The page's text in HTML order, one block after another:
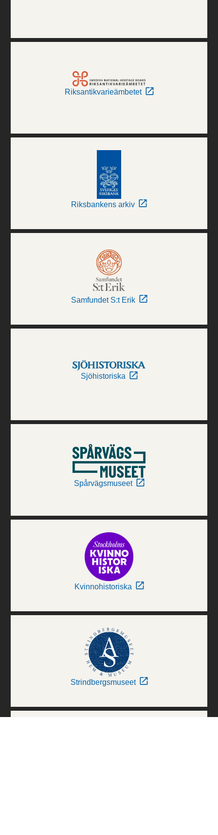
Riksantikvarieämbetet
Riksbankens arkiv
Samfundet S:t Erik
Sjöhistoriska
Spårvägsmuseet
Kvinnohistoriska
Strindbergsmuseet